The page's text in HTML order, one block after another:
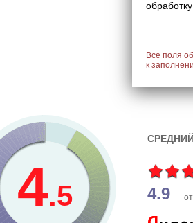
обработку
Все поля
к
4.5 4.9